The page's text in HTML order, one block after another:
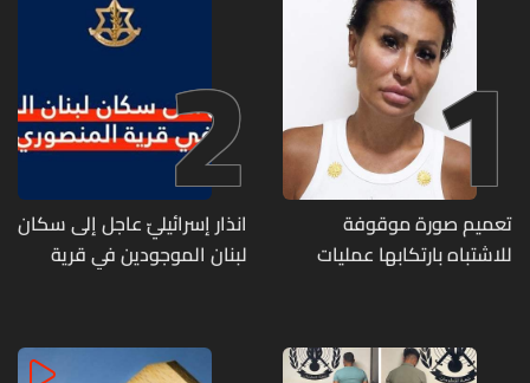
1
تعميم صورة موقوفة
للاشتباه بارتكابها عمليات
2
انذار إسرائيليّ عاجل إلى سكان
لبنان الموجودين في قرية